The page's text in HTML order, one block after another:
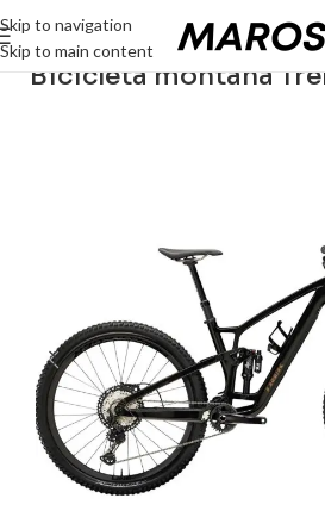
Skip to navigation
Skip to main content
Bicicleta montaña